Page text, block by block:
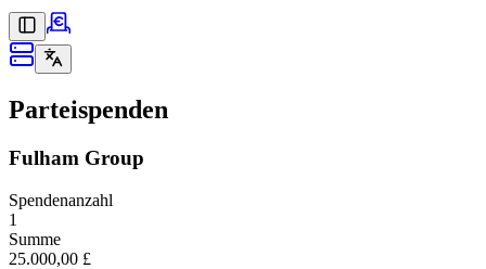
Parteispenden
Fulham Group
Spendenanzahl
1
Summe
25.000,00 £